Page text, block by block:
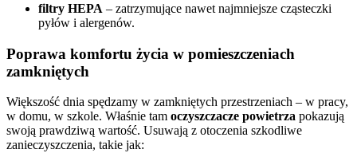
filtry HEPA – zatrzymujące nawet najmniejsze cząsteczki
pyłów i alergenów.
Poprawa komfortu życia w pomieszczeniach
zamkniętych
Większość dnia spędzamy w zamkniętych przestrzeniach – w pracy,
w domu, w szkole. Właśnie tam oczyszczacze powietrza pokazują
swoją prawdziwą wartość. Usuwają z otoczenia szkodliwe
zanieczyszczenia, takie jak: